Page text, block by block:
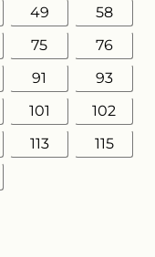
49
58
75
76
91
93
101
102
113
115